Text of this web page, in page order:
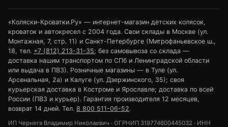
«Коляски-Кроватки.Ру» — интернет-магазин детских колясок,
кроваток и автокресел с 2004 года. Свои склады в Москве (ул.
Монтажная, 7, стр. 11) и Санкт-Петербурге (Митрофаньевское ш.,
18, тел. +7 (812) 213-31-35; без самовывоза со склада —
доставка нашим транспортом по СПб и Ленинградской области
или выдача в ПВЗ). Розничные магазины — в Туле (ул.
Арсенальная, 2а) и Калуге (ул. Дзержинского, 35); своя
курьерская доставка в Костроме и Ярославле; доставка по всей
России (ПВЗ и курьер). Гарантия производителя 12 месяцев,
возврат 14 дней. Тел. 8 800 511-06-52.
ИП Чернега Владимир Николаевич · ОГРНИП 319774600445032 · ИНН